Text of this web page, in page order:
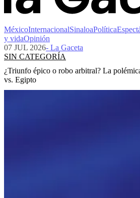
MéxicoInternacionalSinaloaPolítica
y vidaOpinión
07 JUL 2026- La Gaceta
SIN CATEGORÍA
¿Triunfo épico o robo arbitral? La
vs. Egipto